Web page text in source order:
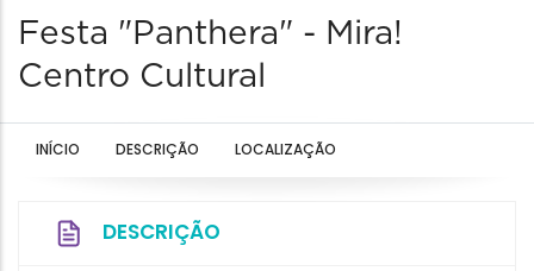
Festa "Panthera" - Mira!
Centro Cultural
INÍCIO DESCRIÇÃO LOCALIZAÇÃO
DESCRIÇÃO